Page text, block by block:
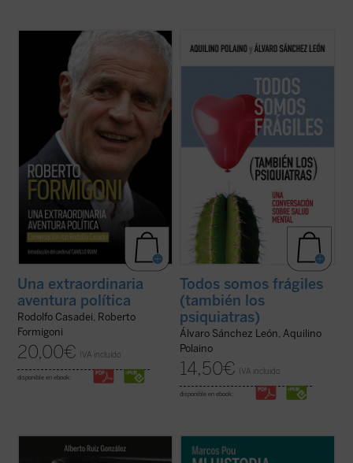
Este libro relata sesenta años de historia
de Italia, vividos y vistos a través de los
ojos de un joven político extraordinario de
la región de Lombardía. No es solo la
historia de un individuo, sino también la
historia de un pueblo ...
(ver ficha)
Una extraordinaria
aventura política
Rodolfo Casadei, Roberto
Formigoni
20,00€ IVA incluido
disponible en ebook:
¿Qué bulle dentro de un psiquiatra que se
jubila después de 45 años tratando miles
bata es sanador. Más de cien preguntas
sobre él y sobre cada uno de ...(ver ficha)
Todos somos frágiles
(también los
psiquiatras)
Álvaro Sánchez León, Aquilino
Polaino
14,50€ IVA incluido
disponible en ebook:
Mario Borzaga, natural de Trento, había
llegado a Laos en 1957, recién ordenado
«Es algo extraño hablar de 'mi historia'
puesto que lo único interesante en ella, lo